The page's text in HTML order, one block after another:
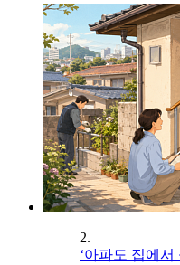
2.
‘아파도 집에